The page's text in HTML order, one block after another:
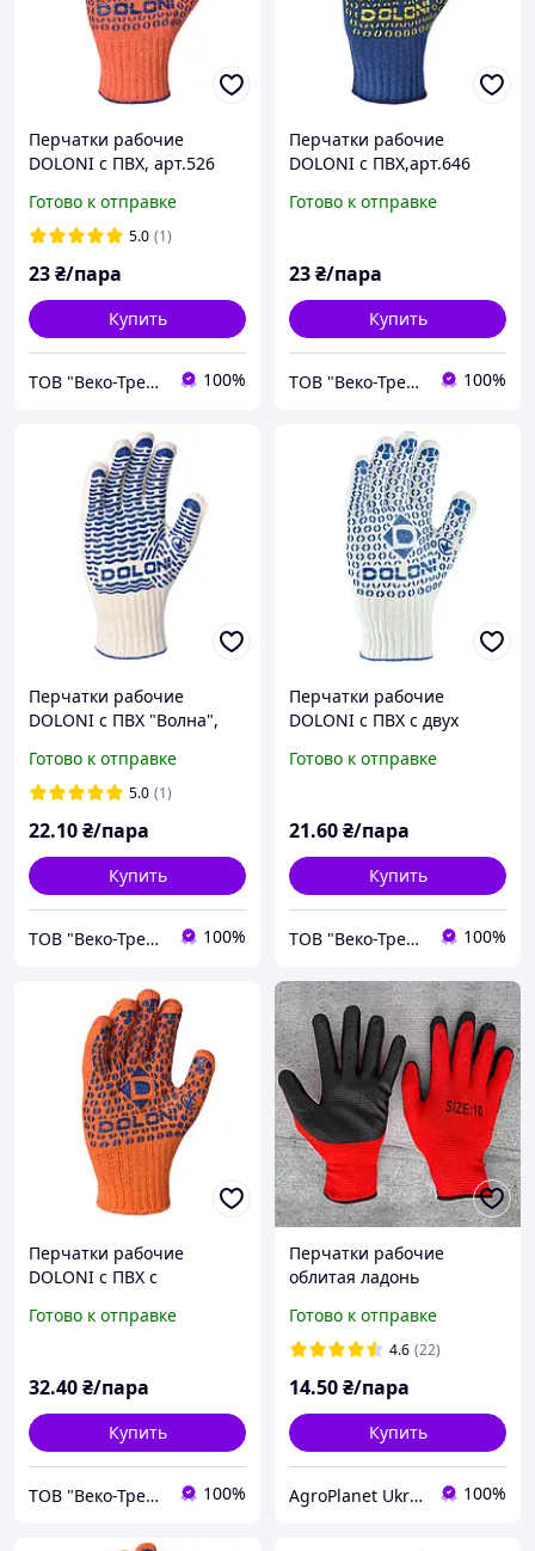
Перчатки рабочие
DOLONI с ПВХ, арт.526
Готово к отправке
5.0 (1)
23₴/пара
Купить
ТОВ "Веко-Трейд" 100%
Перчатки рабочие
DOLONI с ПВХ,арт.646
Готово к отправке
23₴/пара
Купить
ТОВ "Веко-Трейд" 100%
Перчатки рабочие
DOLONI с ПВХ "Волна",
Готово к отправке
5.0 (1)
22.10₴/пара
Купить
ТОВ "Веко-Трейд" 100%
Перчатки рабочие
DOLONI с ПВХ с двух
Готово к отправке
21.60₴/пара
Купить
ТОВ "Веко-Трейд" 100%
Перчатки рабочие
DOLONI с ПВХ с
Готово к отправке
32.40₴/пара
Купить
ТОВ "Веко-Трейд" 100%
Перчатки рабочие
облитая ладонь
Готово к отправке
4.6 (22)
14.50₴/пара
Купить
AgroPlanet Ukraine 100%